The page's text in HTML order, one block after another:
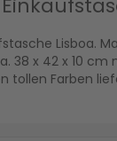
Lisboa.
38 x 42 x 10 cm
tollen Farben